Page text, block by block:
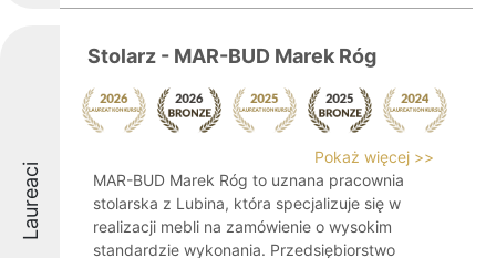
Laureaci
Stolarz - MAR-BUD Marek Róg
Pokaż więcej >>
MAR-BUD Marek Róg to uznana pracownia
stolarska z Lubina, która specjalizuje się w
realizacji mebli na zamówienie o wysokim
standardzie wykonania. Przedsiębiorstwo